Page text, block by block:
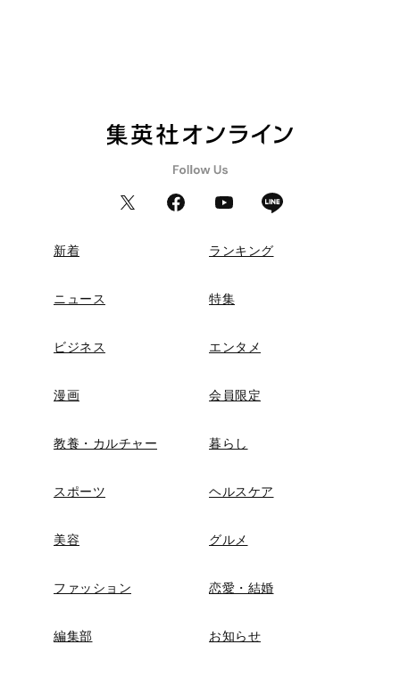
新着 ランキング
ニュース 特集
ビジネス エンタメ
漫画 会員限定
教養・カルチャー 暮らし
スポーツ ヘルスケア
美容 グルメ
ファッション 恋愛・結婚
編集部 お知らせ